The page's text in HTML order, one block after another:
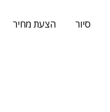
סיור הצעת מחיר